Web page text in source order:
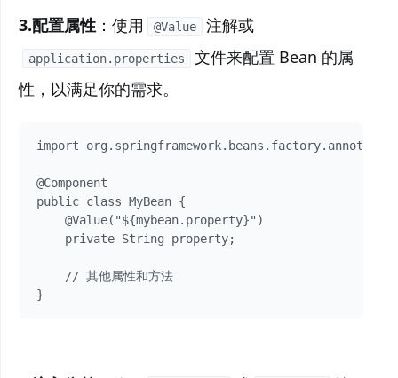
3.配置属性 ：使用 @Value 注解或
application.properties
文件来配置 Bean 的属
性，以满足你的需求。
import
@Component
public class MyBean {
    @Value("${mybean.property}")
    private String property;
    // 其他属性和方法
}